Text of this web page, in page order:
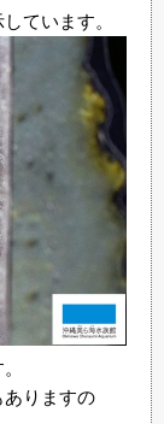
ています。
ありますの